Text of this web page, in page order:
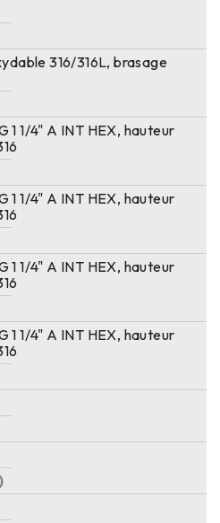
316/316L, brasage
1 1/4" A INT HEX, hauteur
1 1/4" A INT HEX, hauteur
1 1/4" A INT HEX, hauteur
1 1/4" A INT HEX, hauteur